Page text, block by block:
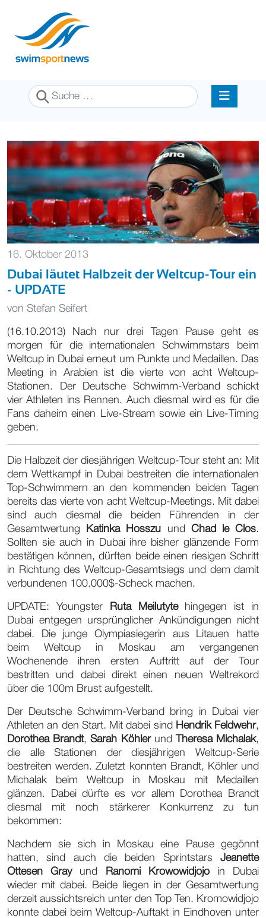
Suchen
16. Oktober 2013
Dubai läutet Halbzeit der Weltcup-Tour ein
- UPDATE
von Stefan Seifert
(16.10.2013) Nach nur drei Tagen Pause geht es
morgen für die internationalen Schwimmstars beim
Weltcup in Dubai erneut um Punkte und Medaillen. Das
Meeting in Arabien ist die vierte von acht Weltcup-
Stationen. Der Deutsche Schwimm-Verband schickt
vier Athleten ins Rennen. Auch diesmal wird es für die
Fans daheim einen Live-Stream sowie ein Live-Timing
geben.
Die Halbzeit der diesjährigen Weltcup-Tour steht an: Mit
dem Wettkampf in Dubai bestreiten die internationalen
Top-Schwimmern an den kommenden beiden Tagen
bereits das vierte von acht Weltcup-Meetings. Mit dabei
sind auch diesmal die beiden Führenden in der
Gesamtwertung
Katinka Hosszu und Chad le Clos.
Sollten sie auch in Dubai ihre bisher glänzende Form
bestätigen können, dürften beide einen riesigen Schritt
in Richtung des Weltcup-Gesamtsiegs und dem damit
verbundenen 100.000$-Scheck machen.
UPDATE: Youngster Ruta Meilutytehingegen ist in
Dubai entgegen ursprünglicher Ankündigungen nicht
dabei. Die junge Olympiasiegerin aus Litauen hatte
beim Weltcup in Moskau am vergangenen
Wochenende ihren ersten Auftritt auf der Tour
bestritten und dabei direkt einen neuen Weltrekord
über die 100m Brust aufgestellt.
Der Deutsche Schwimm-Verband bring in Dubai vier
Athleten an den Start. Mit dabei sind Hendrik Feldwehr,
Dorothea Brandt,Sarah Köhlerund Theresa Michalak,
die alle Stationen der diesjährigen Weltcup-Serie
bestreiten werden. Zuletzt konnten Brandt, Köhler und
Michalak beim Weltcup in Moskau mit Medaillen
glänzen. Dabei dürfte es vor allem Dorothea Brandt
diesmal mit noch stärkerer Konkurrenz zu tun
bekommen:
Nachdem sie sich in Moskau eine Pause gegönnt
hatten, sind auch die beiden Sprintstars Jeanette
Ottesen Grayund Ranomi Krowowidjojoin Dubai
wieder mit dabei. Beide liegen in der Gesamtwertung
derzeit aussichtsreich unter den Top Ten. Kromowidjojo
konnte dabei beim Weltcup-Auftakt in Eindhoven unter